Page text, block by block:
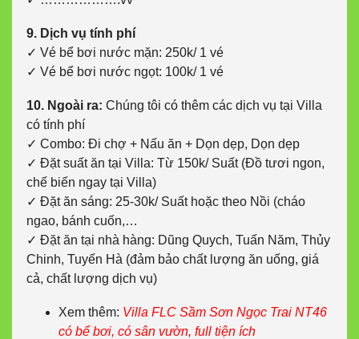
9. Dịch vụ tính phí
✓ Vé bể bơi nước mặn: 250k/ 1 vé
✓ Vé bể bơi nước ngọt: 100k/ 1 vé
10. Ngoài ra: Chúng tôi có thêm các dịch vụ tại Villa
có tính phí
✓ Combo: Đi chợ + Nấu ăn + Dọn dẹp, Dọn dẹp
✓ Đặt suất ăn tại Villa: Từ 150k/ Suất (Đồ tươi ngon,
chế biến ngay tại Villa)
✓ Đặt ăn sáng: 25-30k/ Suất hoặc theo Nồi (cháo
ngao, bánh cuốn,…
✓ Đặt ăn tại nhà hàng: Dũng Quych, Tuấn Năm, Thủy
Chinh, Tuyến Hà (đảm bảo chất lượng ăn uống, giá
cả, chất lượng dịch vụ)
Xem thêm: Villa FLC Sầm Sơn Ngọc Trai NT46
có bể bơi, có sân vườn, full tiện ích